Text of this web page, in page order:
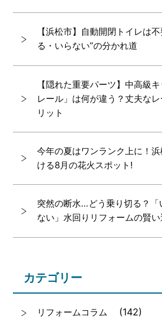
【浜松市】自動開閉トイレは
る・いらない”の分かれ道
【隠れた重要パーツ】中高級
レール」は何が違う？丈夫な
リット
今年の夏はワンランク上に！
ける8月の花火スポット!
突然の断水…どう乗り切る？「
ない」水回りリフォームの賢い
カテゴリー
リフォームコラム (142)